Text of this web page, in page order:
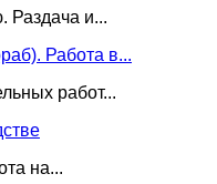
Раздача и...
Работа в...
работ...
на...